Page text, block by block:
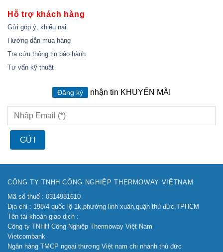
Hỗ trợ khách hàng
Gửi góp ý, khiếu nại
Hướng dẫn mua hàng
Tra cứu thông tin bảo hành
Tư vấn kỹ thuật
Đăng ký nhận tin KHUYẾN MÃI
CÔNG TY TNHH CÔNG NGHIỆP THERMOWAY VIỆTNAM
Mã số thuế : 0314981610
Địa chỉ : 198/4 quốc lộ 1k,phường linh xuân,quận thủ đức,TPHCM
Tên tài khoản giao dịch :
Công ty TNHH Công Nghiệp Thermoway Việt Nam
Vietcombank
Ngân hàng TMCP ngoại thương Việt nam chi nhánh thủ đức